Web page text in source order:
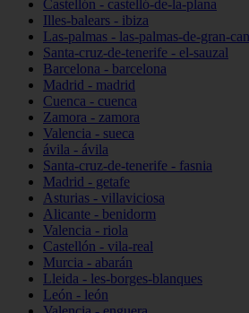
Castellón - castelló-de-la-plana
Illes-balears - ibiza
Las-palmas - las-palmas-de-gran-
Santa-cruz-de-tenerife - el-sauzal
Barcelona - barcelona
Madrid - madrid
Cuenca - cuenca
Zamora - zamora
Valencia - sueca
ávila - ávila
Santa-cruz-de-tenerife - fasnia
Madrid - getafe
Asturias - villaviciosa
Alicante - benidorm
Valencia - riola
Castellón - vila-real
Murcia - abarán
Lleida - les-borges-blanques
León - león